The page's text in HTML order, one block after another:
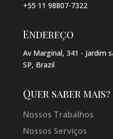
+55 11 98807-7322
Endereço
Av Marginal, 341 - Jardim
SP, Brazil
Quer saber mais?
Nossos Trabalhos
Nossos Serviços